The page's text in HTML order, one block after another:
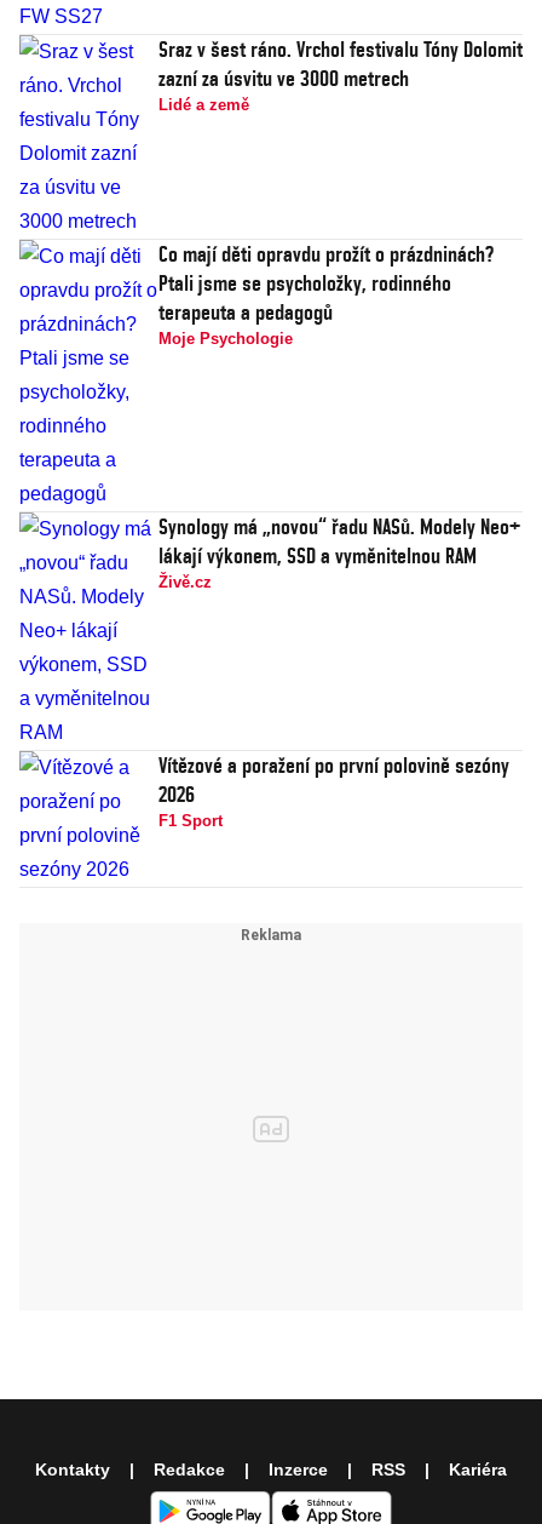
Sraz v šest ráno. Vrchol festivalu Tóny Dolomit
zazní za úsvitu ve 3000 metrech
Lidé a země
Co mají děti opravdu prožít o prázdninách?
Ptali jsme se psycholožky, rodinného
terapeuta a pedagogů
Moje Psychologie
Synology má „novou“ řadu NASů. Modely Neo+
lákají výkonem, SSD a vyměnitelnou RAM
Živě.cz
Vítězové a poražení po první polovině sezóny
2026
F1 Sport
Kontakty Redakce Inzerce RSS Kariéra